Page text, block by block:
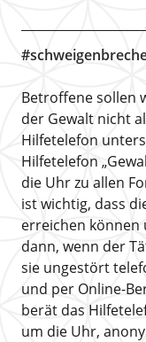
Betroffene sollen
der Gewalt nicht
Hilfetelefon
Hilfetelefon
die Uhr zu allen
ist wichtig, dass
erreichen können
dann, wenn der
sie ungestört
und per Online-
berät das
um die Uhr,